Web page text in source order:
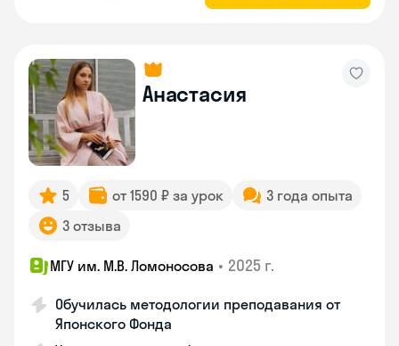
Анастасия
5 от 1590 ₽ за урок
3 года опыта
3 отзыва
МГУ им. М.В. Ломоносова • 2025 г.
Обучилась методологии преподавания от
Японского Фонда